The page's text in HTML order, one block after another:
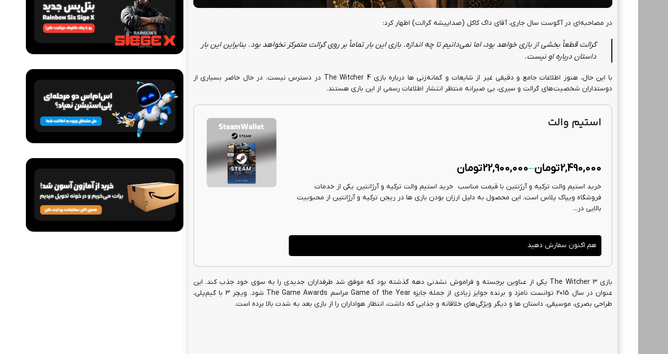
در مصاحبه‌ای در آگوست سال جاری، آقای داگ کاکل (صداپیشه گرالت) اظهار کرد:
گرالت قطعاً بخشی از بازی خواهد بود، اما نمی‌دانیم تا چه اندازه. بازی این بار تماماً بر روی گرالت متمرکز نخواهد بود. بنابراین این بار
داستان درباره او نیست.
با این حال، هنوز اطلاعات جامع و دقیقی غیر از شایعات و گمانه‌زنی ها درباره بازی The Witcher 4 در دسترس نیست. در حال حاضر بسیاری از
دوستداران شخصیت‌های گرالت و سیری، بی صبرانه منتظر انتشار اطلاعات رسمی از این بازی هستند.
استیم والت
2,490,000تومان–
22,900,000تومان
خرید استیم والت ترکیه و آرژنتین با قیمت مناسب خرید استیم والت ترکیه و آرژانتین یکی از خدمات
فروشگاه ویپاک پلاس است. این محصول به دلیل ارزان بودن بازی ها در ریجن ترکیه و آرژانتین از محبوبیت
بالایی در...
هم اکنون سفارش دهید
بازی The Witcher 3 یکی از عناوین برجسته و فراموش نشدنی دهه گذشته بود که موفق شد طرفداران جدیدی را به سوی خود جذب کند. این
عنوان در سال 2015 توانست نامزد و برنده جوایز زیادی از جمله جایزه Game of the Year مراسم The Game Awards شود. ویچر 3 با گیم‌پلی،
طراحی بصری، موسیقی، داستان ها و دیگر ویژگی‌های خلاقانه‌ و جذابی که داشت، انتظار هواداران را از بازی بعد به شدت بالا برده است.
وارزون
خرید اشتراک Netflix
اشتراک ها
سرویس GearUP Booster (مناسب
کنسول)
1,050,000تومان